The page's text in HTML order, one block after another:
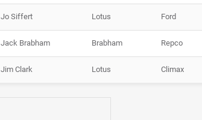
Jo Siffert Lotus Ford
Jack Brabham Brabham Repco
Jim Clark Lotus Climax